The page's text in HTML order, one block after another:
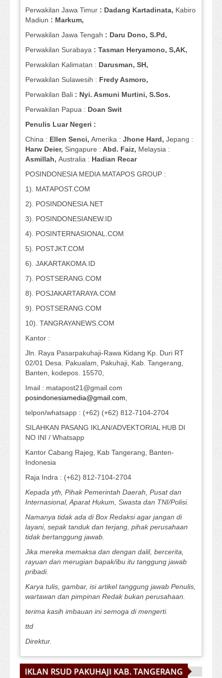
Perwakilan Jawa Timur : Dadang Kartadinata, Kabiro
Madiun : Markum,
Perwakilan Jawa Tengah : Daru Dono, S.Pd,
Perwakilan Surabaya : Tasman Heryamono, S,AK,
Perwakilan Kalimatan : Darusman, SH,
Perwakilan Sulawesih : Fredy Asmoro,
Perwakilan Bali : Nyi. Asmuni Murtini, S.Sos.
Perwakilan Papua : Doan Swit
Penulis Luar Negeri :
China : Ellen Senci, Amerika : Jhone Hard, Jepang :
Harw Deier, Singapure : Abd. Faiz, Melaysia :
Asmillah, Australia : Hadian Recar
POSINDONESIA MEDIA MATAPOS GROUP :
1). MATAPOST.COM
2). POSINDONESIA.NET
3). POSINDONESIANEW.ID
4). POSINTERNASIONAL.COM
5). POSTJKT.COM
6). JAKARTAKOMA.ID
7). POSTSERANG.COM
8). POSJAKARTARAYA.COM
9). POSTSERANG.COM
10). TANGRAYANEWS.COM
Kantor :
Jln. Raya Pasarpakuhaji-Rawa Kidang Kp. Duri RT
02/01 Desa. Pakualam, Pakuhaji, Kab. Tangerang,
Banten, kodepos. 15570,
Imail : matapost21@gmail.com
posindonesiamedia@gmail.com
telpon/whatsapp : (+62) (+62) 812-7104-2704
SILAHKAN PASANG IKLAN/ADVEKTORIAL HUB DI
NO INI / Whatsapp
Kantor Cabang Rajeg, Kab Tangerang, Banten-
Indonesia
Raja Indra : (+62) 812-7104-2704
Kepada yth, Pihak Pemerintah Daerah, Pusat dan
Internasional, Aparat Hukum, Swasta dan TNI/Polisi.
Namanya tidak ada di Box Redaksi agar jangan di
layani, sepak tanduk dan terjang, pihak perusahaan
tidak bertanggung jawab.
Jika mereka memaksa dan dengan dalil, bercerita,
rayuan dan merugian bapak/ibu itu tanggung jawab
pribadi.
Karya tulis, gambar, isi artikel tanggung jawab Penulis,
wartawan dan pimpinan Redak bukan perusahaan.
terima kasih imbauan ini semoga di mengerti.
ttd
Direktur.
IKLAN RSUD PAKUHAJI KAB. TANGERANG